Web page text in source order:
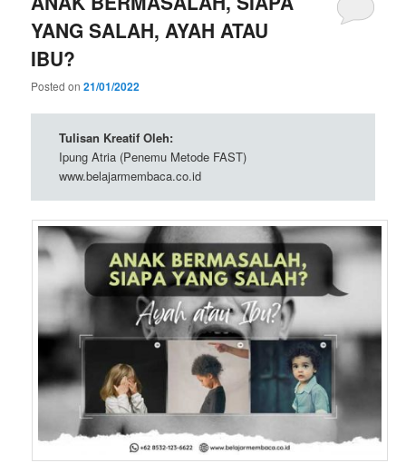
YANG SALAH, AYAH ATAU
IBU?
Posted on21/01/2022
Tulisan Kreatif Oleh:
Ipung Atria (Penemu Metode FAST)
www.belajarmembaca.co.id